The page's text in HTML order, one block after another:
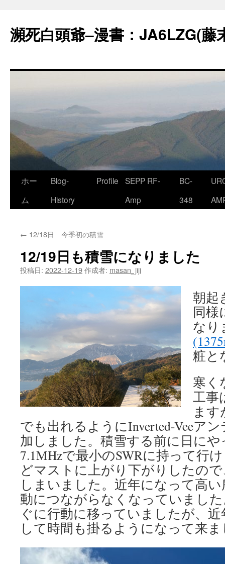
テ
ン
ス
瀕死白頭爺–漫書：JA6LZG(藤
ホー
ム
Blog-
History
Profile
SEPP RF-
Amp
BC-
348
← 12/18日 今季初の積雪
12/19日も積雪になりました
投稿日: 2022-12-19作成者: masan_jiji
朝起
同様
なり
粧と
寒く
工事
ます
でも出れるようにInverted-Veeア
加しました。積雪する前に日に
7.1MHzで最小のSWRに持って行
どマストに上がり下がりしたの
しまいました。近年になって高
動につながらなくなっていまし
ぐに行動に移っていましたが、
して時間も掛るようになって来